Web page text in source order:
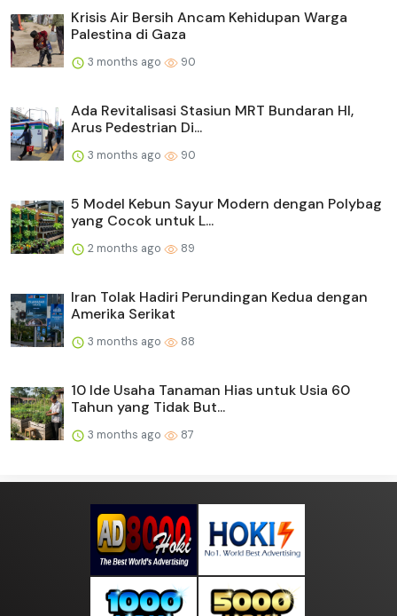
Krisis Air Bersih Ancam Kehidupan Warga
Palestina di Gaza
3 months ago 90
Ada Revitalisasi Stasiun MRT Bundaran HI,
Arus Pedestrian Di...
3 months ago 90
5 Model Kebun Sayur Modern dengan Polybag
yang Cocok untuk L...
2 months ago 89
Iran Tolak Hadiri Perundingan Kedua dengan
Amerika Serikat
3 months ago 88
10 Ide Usaha Tanaman Hias untuk Usia 60
Tahun yang Tidak But...
3 months ago 87